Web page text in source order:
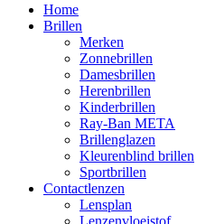
Home
Brillen
Merken
Zonnebrillen
Damesbrillen
Herenbrillen
Kinderbrillen
Ray-Ban META
Brillenglazen
Kleurenblind brillen
Sportbrillen
Contactlenzen
Lensplan
Lenzenvloeistof